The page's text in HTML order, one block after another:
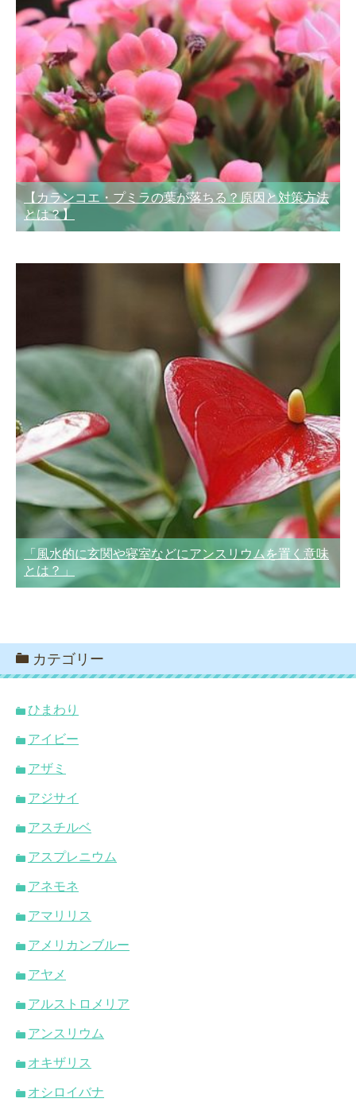
【カランコエ・プミラの葉が落ちる？原因と対策方法
とは？】
「風水的に玄関や寝室などにアンスリウムを置く意味
とは？」
カテゴリー
ひまわり
アイビー
アザミ
アジサイ
アスチルベ
アスプレニウム
アネモネ
アマリリス
アメリカンブルー
アヤメ
アルストロメリア
アンスリウム
オキザリス
オシロイバナ